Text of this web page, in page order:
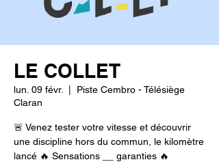
LE COLLET
lun. 09 févr.
Piste Cembro - Télésiège
Claran
🚨 Venez tester votre vitesse et découvrir
une discipline hors du commun, le kilomètre
lancé 🔥 Sensations __ garanties 🔥